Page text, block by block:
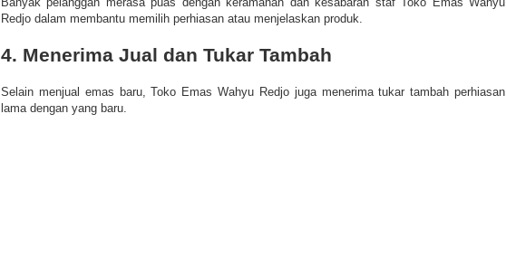
Redjo dalam membantu memilih perhiasan atau menjelaskan produk.
4. Menerima Jual dan Tukar Tambah
Selain menjual emas baru,Toko Emas Wahyu Redjojuga menerima tukar tambah perhiasan
lama dengan yang baru.